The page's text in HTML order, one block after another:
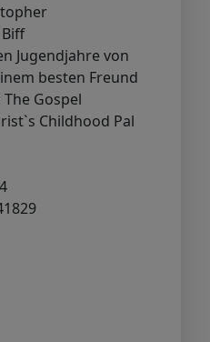
Jugendjahre von
besten Freund
The Gospel
Childhood Pal